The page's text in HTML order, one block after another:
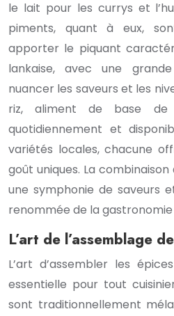
le lait pour les currys et
piments, quant à eux,
apporter le piquant
lankaise, avec une
nuancer les saveurs et les
riz, aliment de base de
quotidiennement et
variétés locales, chacune
goût uniques. La
une symphonie de saveurs
renommée de la gastronomie
L’art de l’assemblage
L’art d’assembler les
essentielle pour tout
sont traditionnellement